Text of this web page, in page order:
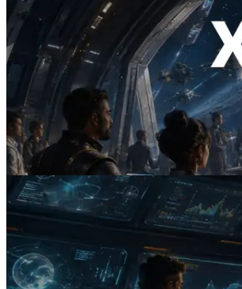
2026.07.04
ERPC 發布支援 x402 支付
— AI Agent 按需為 API 付
閱讀此文章